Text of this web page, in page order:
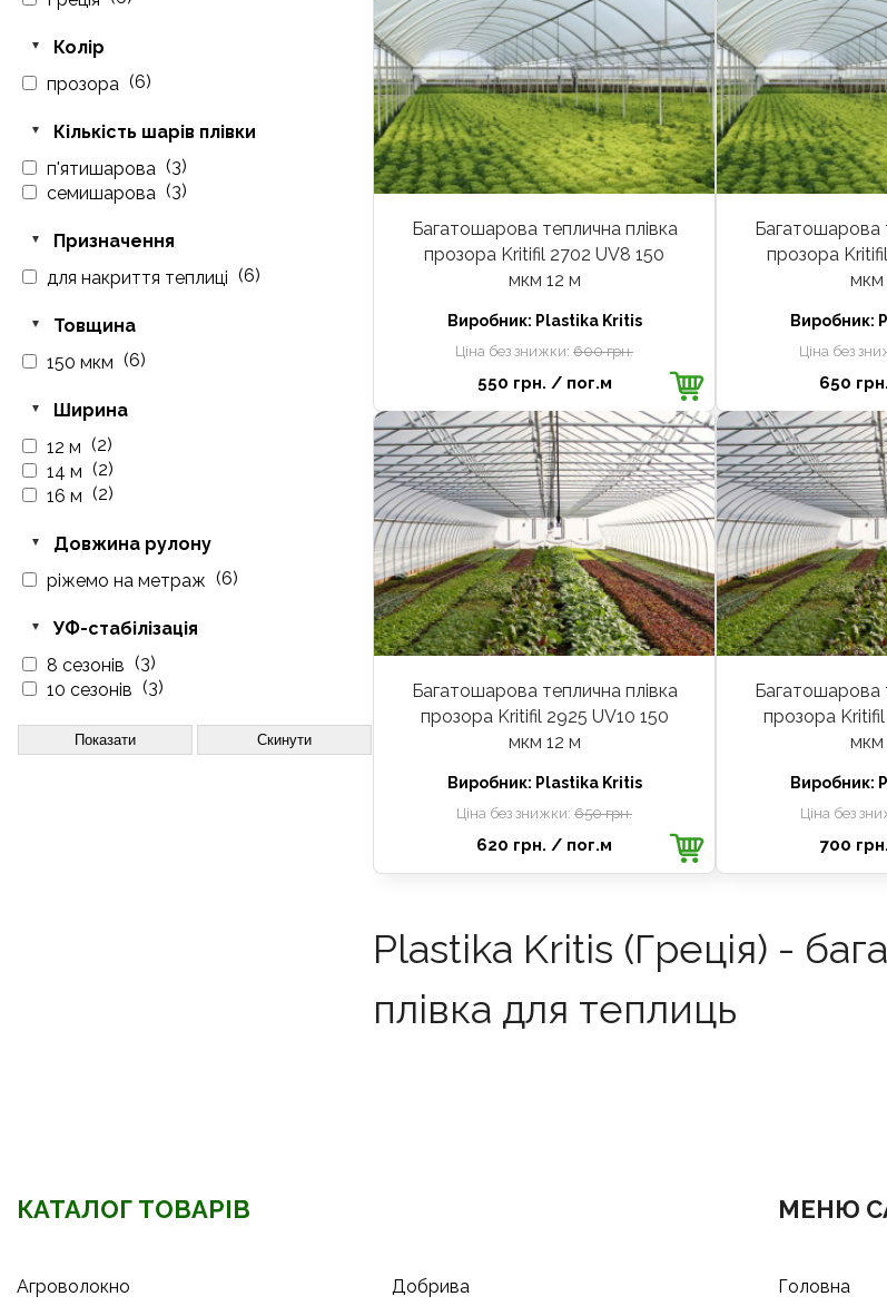
Колір
прозора (6)
Кількість шарів плівки
п'ятишарова (3)
семишарова (3)
Призначення
для накриття теплиці (6)
Товщина
150 мкм (6)
Ширина
12 м (2)
14 м (2)
16 м (2)
Довжина рулону
ріжемо на метраж (6)
УФ-стабілізація
8 сезонів (3)
10 сезонів (3)
Показати Скинути
Багатошарова теплична плівка
прозора Kritifil 2702 UV8 150
мкм 12 м
Виробник: Plastika Kritis
Ціна без знижки:600 грн.
550 грн. / пог.м
Багатошарова
прозора
мкм
Виробник:
Ціна без
650 грн.
Багатошарова теплична плівка
прозора Kritifil 2925 UV10 150
мкм 12 м
Виробник: Plastika Kritis
Ціна без знижки:650 грн.
620 грн. / пог.м
Багатошарова
прозора
мкм
Виробник:
Ціна без
700 грн.
Plastika Kritis (Греція) -
плівка для теплиць
КАТАЛОГ ТОВАРІВ
Агроволокно Добрива
МЕНЮ
Головна